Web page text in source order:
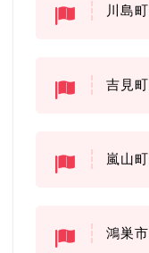
川島町
吉見町
嵐山町
鴻巣市